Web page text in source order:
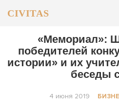
CIVITAS
ОБЩЕСТВО
«Мемориал»:
победителей
истории» и их
беседы
4 июня 2019